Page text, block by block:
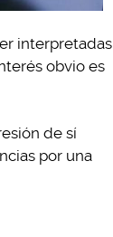
interpretadas
obvio es
de sí
por una